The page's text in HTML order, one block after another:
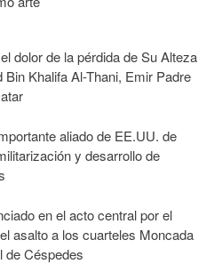
dolor de la pérdida de Su Alteza
Bin Khalifa Al-Thani, Emir Padre
aliado de EE.UU. de
y desarrollo de
en el acto central por el
asalto a los cuarteles Moncada
de Céspedes